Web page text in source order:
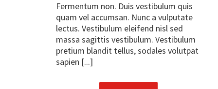
Fermentum non. Duis vestibulum quis
quam vel accumsan. Nunc a vulputate
lectus. Vestibulum eleifend nisl sed
massa sagittis vestibulum. Vestibulum
pretium blandit tellus, sodales volutpat
sapien [...]